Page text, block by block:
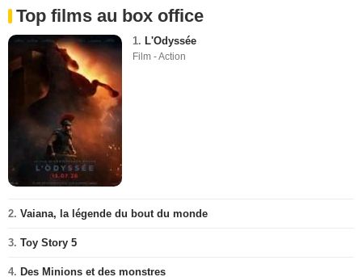
Top films au box office
1. L'Odyssée
Film - Action
2. Vaiana, la légende du bout du monde
3. Toy Story 5
4. Des Minions et des monstres